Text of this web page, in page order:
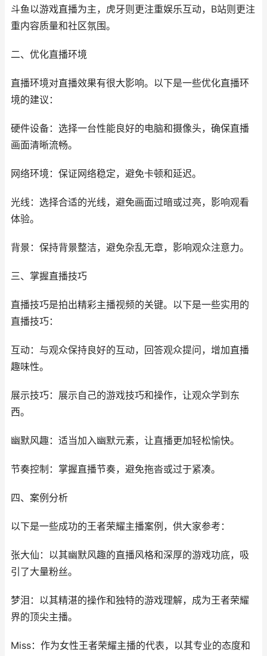
斗鱼以游戏直播为主，虎牙则更注重娱乐互动，B站则更注
重内容质量和社区氛围。
二、优化直播环境
直播环境对直播效果有很大影响。以下是一些优化直播环
境的建议：
硬件设备：选择一台性能良好的电脑和摄像头，确保直播
画面清晰流畅。
网络环境：保证网络稳定，避免卡顿和延迟。
光线：选择合适的光线，避免画面过暗或过亮，影响观看
体验。
背景：保持背景整洁，避免杂乱无章，影响观众注意力。
三、掌握直播技巧
直播技巧是拍出精彩主播视频的关键。以下是一些实用的
直播技巧：
互动：与观众保持良好的互动，回答观众提问，增加直播
趣味性。
展示技巧：展示自己的游戏技巧和操作，让观众学到东
西。
幽默风趣：适当加入幽默元素，让直播更加轻松愉快。
节奏控制：掌握直播节奏，避免拖沓或过于紧凑。
四、案例分析
以下是一些成功的王者荣耀主播案例，供大家参考：
张大仙：以其幽默风趣的直播风格和深厚的游戏功底，吸
引了大量粉丝。
梦泪：以其精湛的操作和独特的游戏理解，成为王者荣耀
界的顶尖主播。
Miss：作为女性王者荣耀主播的代表，以其专业的态度和